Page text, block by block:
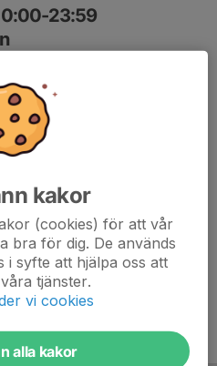
23:59
kakor
(cookies) för att vår
bra för dig. De används
i syfte att hjälpa oss att
tjänster.
vi cookies
alla kakor